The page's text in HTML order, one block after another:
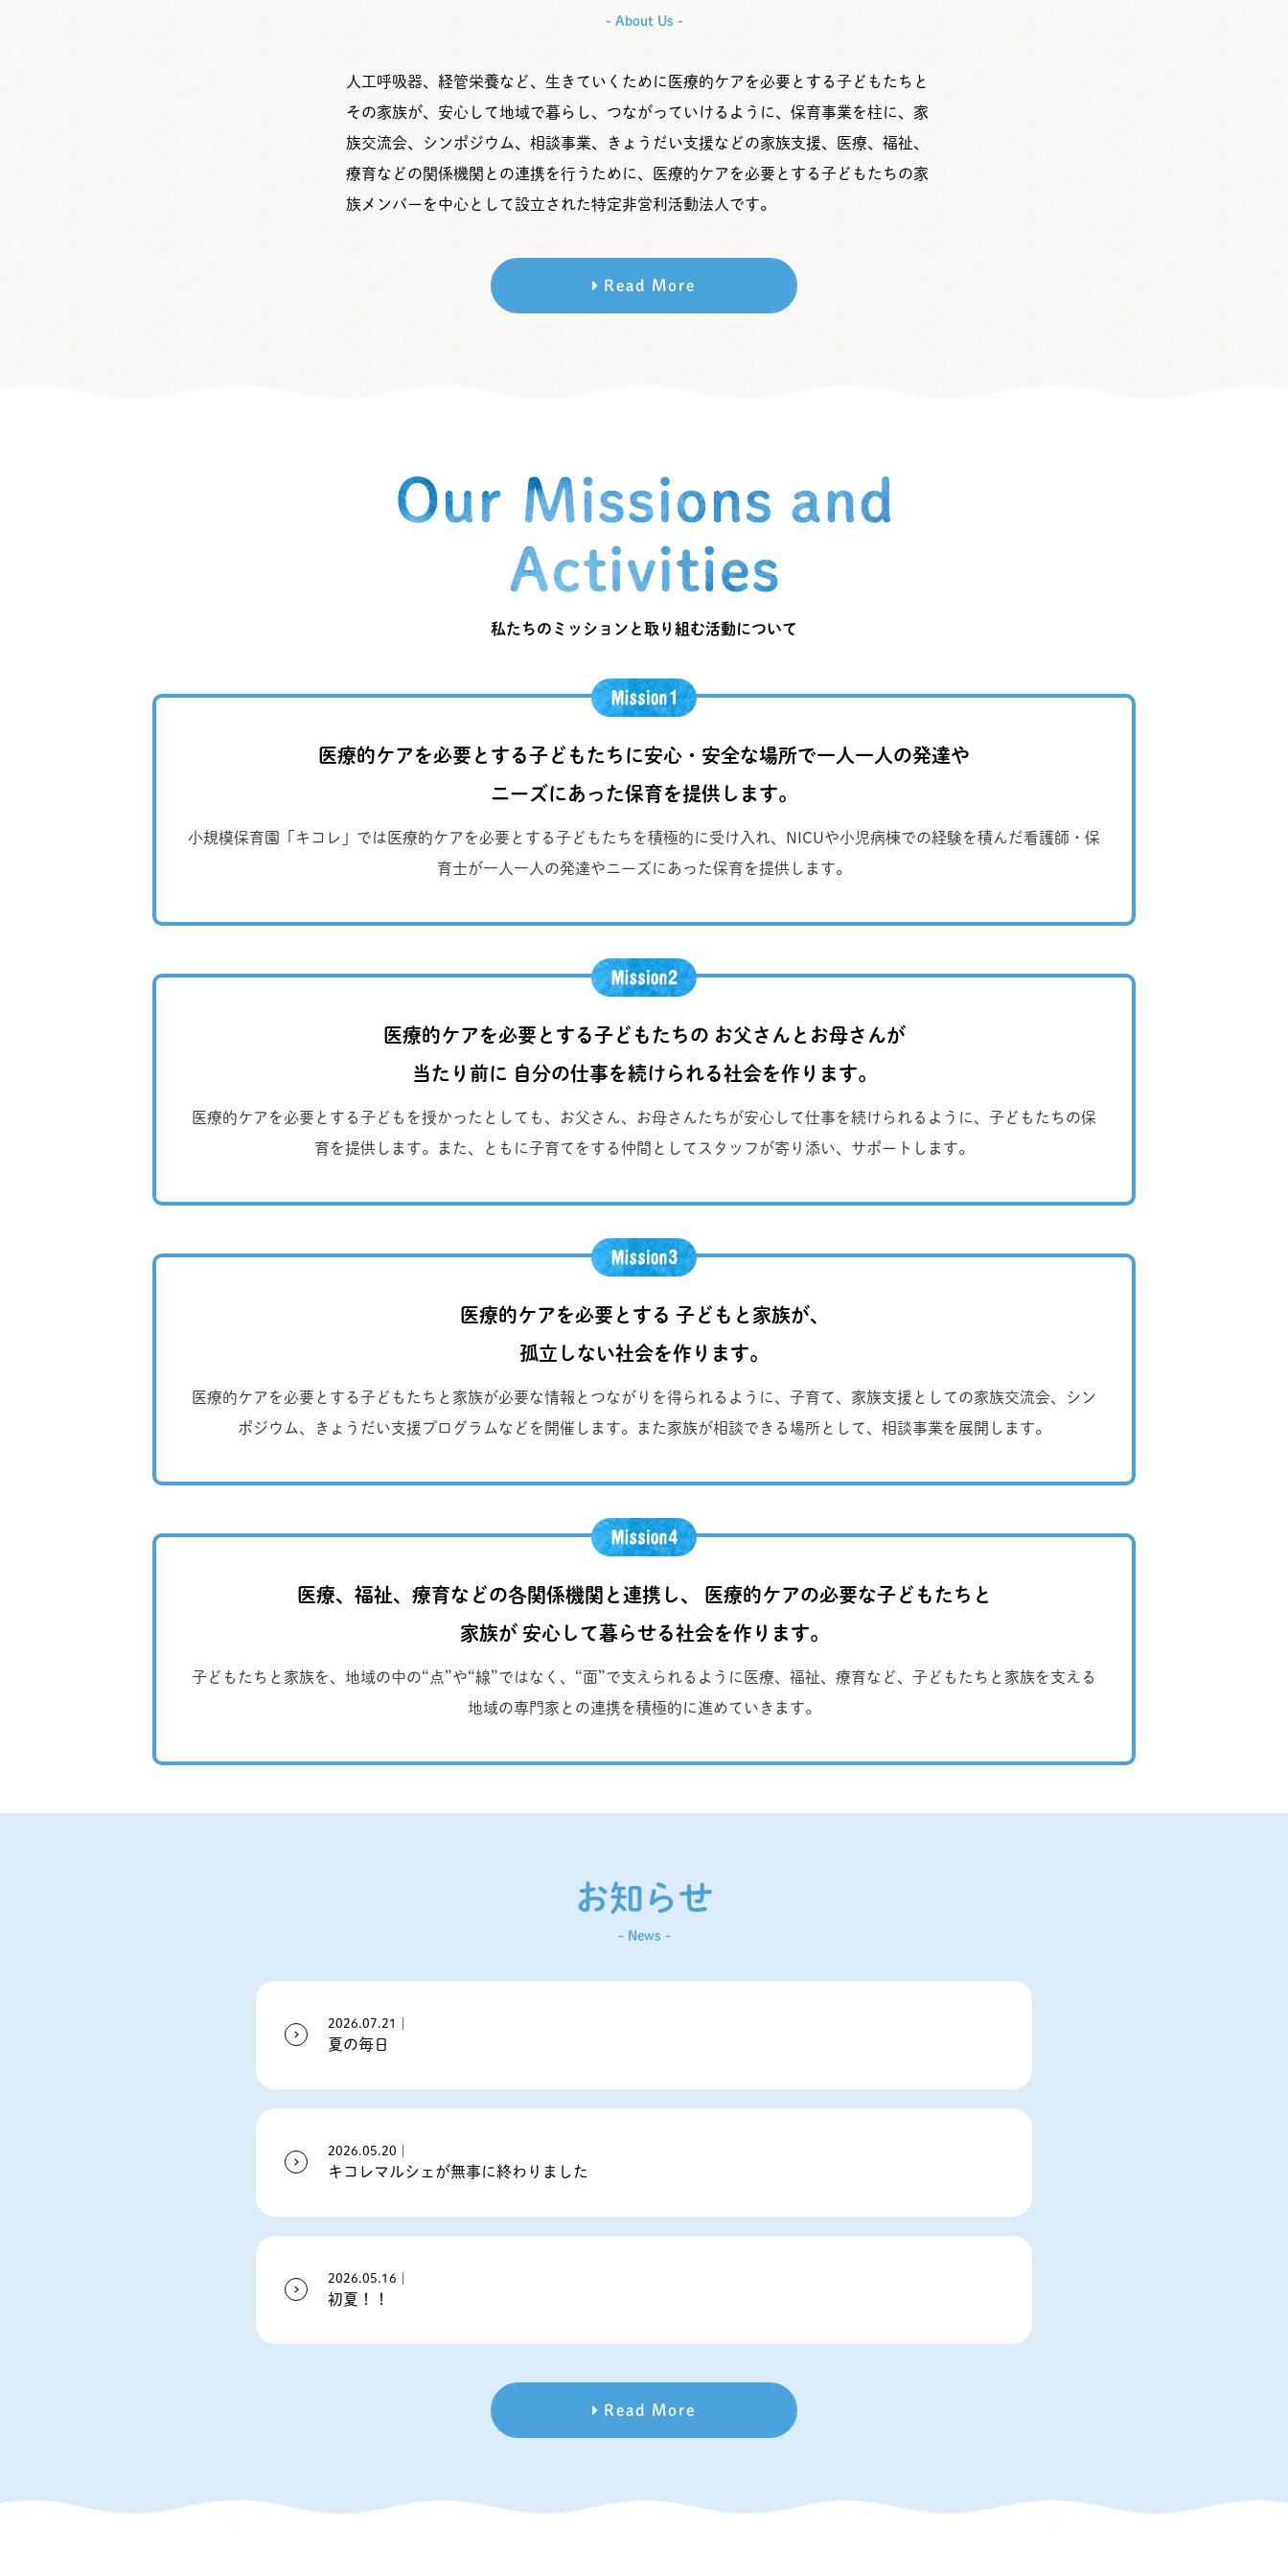
- About Us -
人工呼吸器、経管栄養など、生きていくために医療的ケアを必要とする子どもたちと
その家族が、安心して地域で暮らし、つながっていけるように、保育事業を柱に、家
族交流会、シンポジウム、相談事業、きょうだい支援などの家族支援、医療、福祉、
療育などの関係機関との連携を行うために、医療的ケアを必要とする子どもたちの家
族メンバーを中心として設立された特定非営利活動法人です。
Read More
私たちのミッションと取り組む活動について
医療的ケアを必要とする子どもたちに安心・安全な場所で一人一人の発達や
ニーズにあった保育を提供します。
小規模保育園「キコレ」では医療的ケアを必要とする子どもたちを積極的に受け入れ、NICUや小児病棟での経験を積んだ看護師・保
育士が一人一人の発達やニーズにあった保育を提供します。
医療的ケアを必要とする子どもたちの お父さんとお母さんが
当たり前に 自分の仕事を続けられる社会を作ります。
医療的ケアを必要とする子どもを授かったとしても、お父さん、お母さんたちが安心して仕事を続けられるように、子どもたちの保
育を提供します。また、ともに子育てをする仲間としてスタッフが寄り添い、サポートします。
医療的ケアを必要とする 子どもと家族が、
孤立しない社会を作ります。
医療的ケアを必要とする子どもたちと家族が必要な情報とつながりを得られるように、子育て、家族支援としての家族交流会、シン
ポジウム、きょうだい支援プログラムなどを開催します。また家族が相談できる場所として、相談事業を展開します。
医療、福祉、療育などの各関係機関と連携し、 医療的ケアの必要な子どもたちと
家族が 安心して暮らせる社会を作ります。
子どもたちと家族を、地域の中の“点”や“線”ではなく、“面”で支えられるように医療、福祉、療育など、子どもたちと家族を支える
地域の専門家との連携を積極的に進めていきます。
お知らせ
- News -
2026.07.21｜
夏の毎日
2026.05.20｜
キコレマルシェが無事に終わりました
2026.05.16｜
初夏！！
Read More